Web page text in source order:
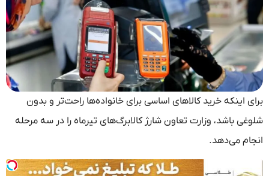
برای اینکه خرید کالاهای اساسی برای خانواده‌ها راحت‌تر و بدون
شلوغی باشد، وزارت تعاون شارژ کالابرگ‌های تیرماه را در سه مرحله
انجام می‌دهد.